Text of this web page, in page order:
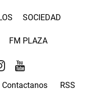
SOCIEDAD
FM PLAZA
Contactanos RSS